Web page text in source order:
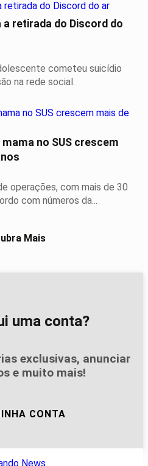
a retirada do Discord do
cometeu suicídio
na rede social.
no SUS crescem
operações, com mais de 30
com números da...
Mais
uma conta?
exclusivas, anunciar
e muito mais!
CONTA